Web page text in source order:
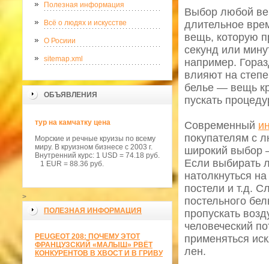
Полезная информация
Всё о людях и искусстве
О Росиии
sitemap.xml
ОБЪЯВЛЕНИЯ
тур на камчатку цена
Морские и речные круизы по всему
миру. В круизном бизнесе с 2003 г.
Внутренний курс: 1 USD = 74.18 руб.
1 EUR = 88.36 руб.
>
ПОЛЕЗНАЯ ИНФОРМАЦИЯ
PEUGEOT 208: ПОЧЕМУ ЭТОТ
ФРАНЦУЗСКИЙ «МАЛЫШ» РВЁТ
КОНКУРЕНТОВ В ХВОСТ И В ГРИВУ
Выбор любой
длительное
вещь, которую
секунд или
например.
влияют на
белье ― вещь
пускать
Современный
покупателям с
широкий выбор
Если выбирать
натолкнуться
постели и т.д.
постельного
пропускать
человеческий
применяться
лен.